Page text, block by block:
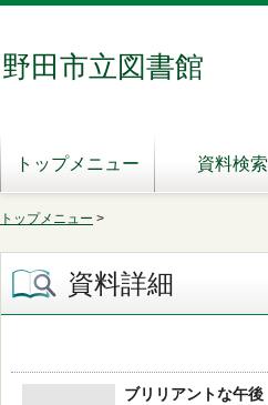
野田市立図書館
トップメニュー 資料検索
トップメニュー >
資料詳細
ブリリアントな午後